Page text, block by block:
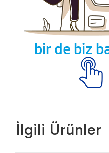
İlgili Ürünler